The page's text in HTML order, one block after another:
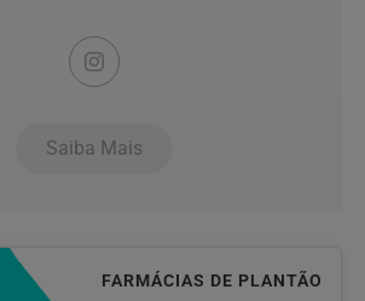
Saiba Mais
FARMÁCIAS DE PLANTÃO